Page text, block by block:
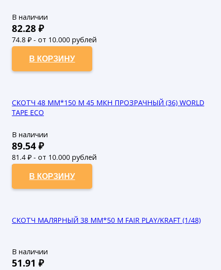
В наличии
82.28₽
74.8 ₽ - от 10.000 рублей
68₽ - от 50.000 рублей
В КОРЗИНУ
СКОТЧ 48 ММ*150 М 45 МКН ПРОЗРАЧНЫЙ (36) WORLD
TAPE ECO
В наличии
89.54₽
81.4 ₽ - от 10.000 рублей
74₽ - от 50.000 рублей
В КОРЗИНУ
СКОТЧ МАЛЯРНЫЙ 38 ММ*50 М FAIR PLAY/KRAFT (1/48)
В наличии
51.91 ₽